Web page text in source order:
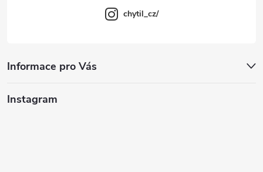
chytil_cz/
Informace pro Vás
Instagram